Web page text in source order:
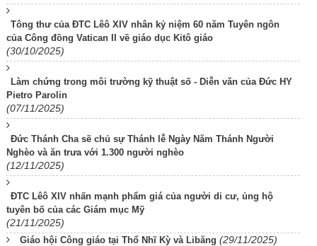
Tông thư của ĐTC Lêô XIV nhân kỷ niệm 60 năm Tuyên ngôn
của Công đồng Vatican II về giáo dục Kitô giáo
(30/10/2025)
Làm chứng trong môi trường kỹ thuật số - Diễn văn của Đức HY
Pietro Parolin
(07/11/2025)
Đức Thánh Cha sẽ chủ sự Thánh lễ Ngày Năm Thánh Người
Nghèo và ăn trưa với 1.300 người nghèo
(12/11/2025)
ĐTC Lêô XIV nhấn mạnh phẩm giá của người di cư, ủng hộ
tuyên bố của các Giám mục Mỹ
(21/11/2025)
Giáo hội Công giáo tại Thổ Nhĩ Kỳ và Libăng (29/11/2025)